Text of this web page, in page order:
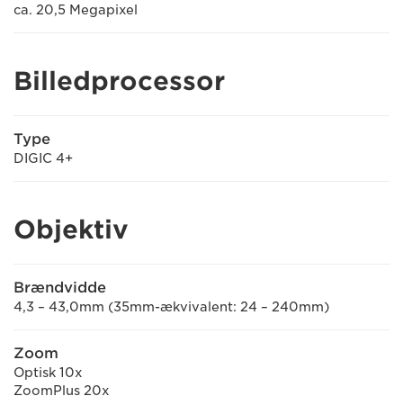
ca. 20,5 Megapixel
Billedprocessor
Type
DIGIC 4+
Objektiv
Brændvidde
4,3 – 43,0mm (35mm-ækvivalent: 24 – 240mm)
Zoom
Optisk 10x
ZoomPlus 20x